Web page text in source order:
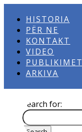
HISTORIA
PËR NE
KONTAKT
VIDEO
PUBLIKIMET
ARKIVA
Search for: